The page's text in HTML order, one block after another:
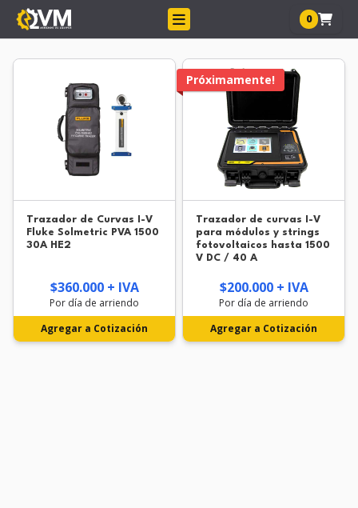
0
Trazador de Curvas I-V
Fluke Solmetric PVA 1500
30A HE2
$360.000 + IVA
Por día de arriendo
Agregar a Cotización
Trazador de curvas I-V
para módulos y strings
fotovoltaicos hasta 1500
V DC / 40 A
$200.000 + IVA
Por día de arriendo
Próximamente!
Agregar a Cotización